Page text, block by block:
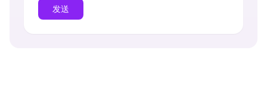
发送